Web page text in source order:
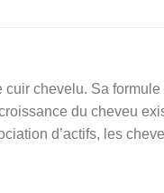
chevelu. Sa
du cheveu
d’actifs, les